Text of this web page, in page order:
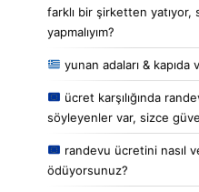
farklı bir şirketten yatıyor,
yapmalıyım?
yunan adaları & kapıda
ücret karşılığında
söyleyenler var, sizce
randevu ücretini nasıl
ödüyorsunuz?